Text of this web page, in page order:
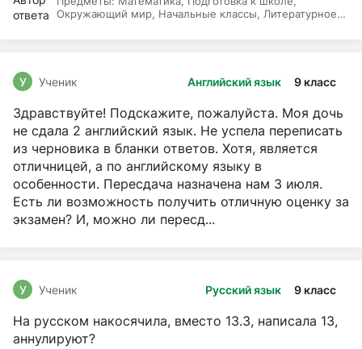
Окружающий мир, Начальные классы, Литературное
Английский язык 9 класс
У Ученик
Здравствуйте! Подскажите, пожалуйста. Моя дочь
не сдала 2 английский язык. Не успела переписать
из черновика в бланки ответов. Хотя, является
отличницей, а по английскому языку в
особенности. Пересдача назначена нам 3 июля.
Есть ли возможность получить отличную оценку за
экзамен? И, можно ли пересд...
Русский язык 9 класс
У Ученик
На русском накосячила, вместо 13.3, написала 13,
аннулируют?